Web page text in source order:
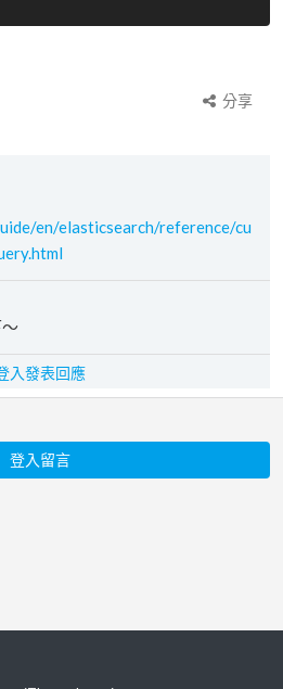
分享
en/elasticsearch/reference/cu
入發表回應
登入留言